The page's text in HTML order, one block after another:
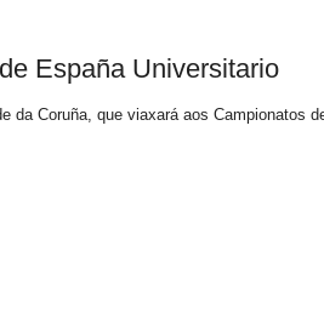
España Universitario
da Coruña, que viaxará aos Campionatos